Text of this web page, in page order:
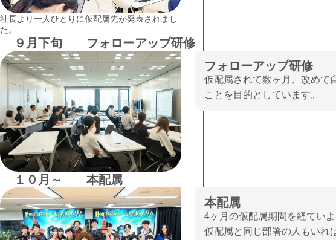
社長より一人ひとりに仮配属先が発表されまし
た。
９月下旬 フォローアップ研修
フォローアップ研修
仮配属されて数ヶ月、改めて
ことを目的としています。
１０月～ 本配属
本配属
4ヶ月の仮配属期間を経てい
仮配属と同じ部署の人もいれ